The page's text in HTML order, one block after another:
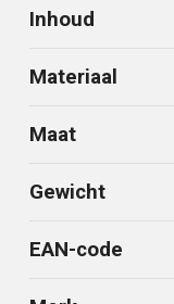
Inhoud
Materiaal
Maat
Gewicht
EAN-code